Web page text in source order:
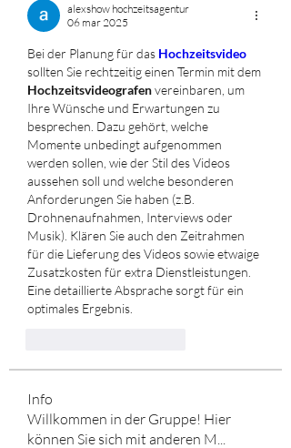
alexshow hochzeitsagentur
06 mar 2025
Bei der Planung für das Hochzeitsvideo
Hochzeitsvideografen vereinbaren, um
Ihre Wünsche und Erwartungen zu
besprechen. Dazu gehört, welche
Momente unbedingt aufgenommen
werden sollen, wie der Stil des Videos
aussehen soll und welche besonderen
Anforderungen Sie haben (z.B.
Drohnenaufnahmen, Interviews oder
Musik). Klären Sie auch den Zeitrahmen
für die Lieferung des Videos sowie etwaige
Zusatzkosten für extra Dienstleistungen.
Eine detaillierte Absprache sorgt für ein
optimales Ergebnis.
Info
Willkommen in der Gruppe! Hier
können Sie sich mit anderen M